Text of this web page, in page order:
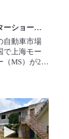
底抗戦す
え、旧日
を統括する
極秘裏に進
先は韓国中
テジョン）
影・福岡
上海モーターショー開幕 中国勢EV、開発加速
自動車市場
で上海モー
（MS）が23
。米国と
発競争で中
は止まらな
テスラなど
カーが逆風
ベンに男性がよじ
動画を再生 「餓